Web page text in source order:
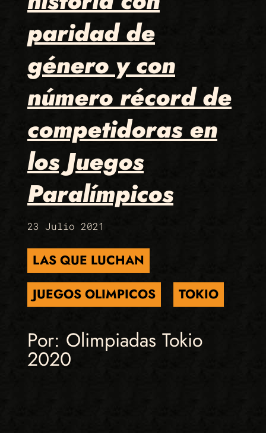
paridad de
género y con
número récord de
competidoras en
los Juegos
Paralímpicos
23 Julio 2021
LAS QUE LUCHAN
JUEGOS OLIMPICOS
TOKIO
Por: Olimpiadas Tokio
2020